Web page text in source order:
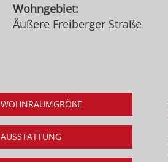
Wohngebiet:
Äußere Freiberger Straße
WOHNRAUMGRÖßE
AUSSTATTUNG